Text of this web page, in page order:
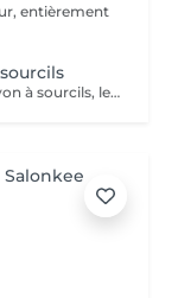
entièrement
Vous souhaitez ne plus devoir utiliser de crayon à sourcils, le henné est ce qu'il vous faut. Il s'agit d'une teinture végétale qui va colorer la peau pendant 2 semaines et teinter les sourcils pendant au moins 6 semaines. Vous obtiendrez ainsi des sourcils parfaitement redessinés de façon plus durable. Le henné peut également être la solution pour raviver un microblading entre deux retouches, ceci vous permettra de tenir un peu plus longtemps avant de refaire le microblading. Restructuration complète des sourcils compris dans la prestation.